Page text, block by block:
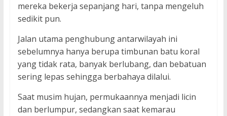
mereka bekerja sepanjang hari, tanpa mengeluh
sedikit pun.
Jalan utama penghubung antarwilayah ini
sebelumnya hanya berupa timbunan batu koral
yang tidak rata, banyak berlubang, dan bebatuan
sering lepas sehingga berbahaya dilalui.
Saat musim hujan, permukaannya menjadi licin
dan berlumpur, sedangkan saat kemarau